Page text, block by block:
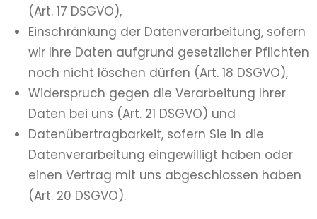
(Art. 17 DSGVO),
Einschränkung der Datenverarbeitung, sofern
wir Ihre Daten aufgrund gesetzlicher Pflichten
noch nicht löschen dürfen (Art. 18 DSGVO),
Widerspruch gegen die Verarbeitung Ihrer
Daten bei uns (Art. 21 DSGVO) und
Datenübertragbarkeit, sofern Sie in die
Datenverarbeitung eingewilligt haben oder
einen Vertrag mit uns abgeschlossen haben
(Art. 20 DSGVO).